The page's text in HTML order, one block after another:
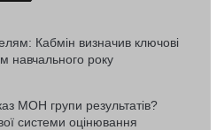
Кабмін визначив ключові
навчального року
МОН групи результатів?
системи оцінювання